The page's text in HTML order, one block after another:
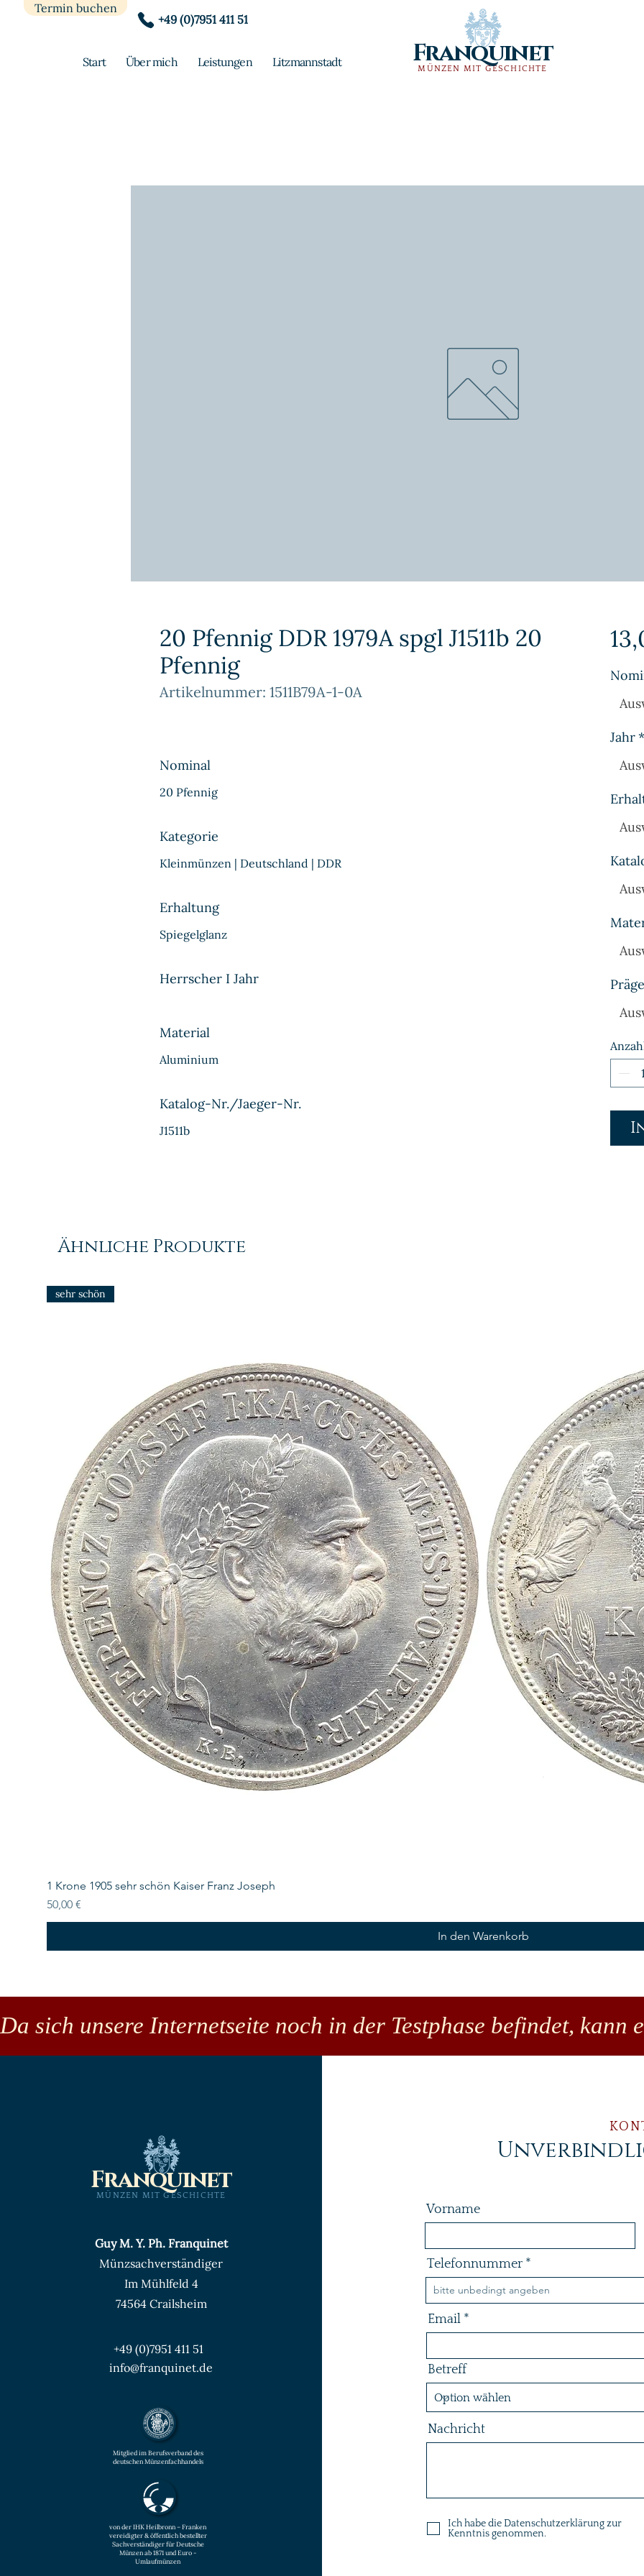
Termin buchen
Start Über mich Leistungen Litzmannstadt
+49 (0)7951 411 51
MÜNZEN MIT GESCHICHTE
Franquinet
20 Pfennig DDR 1979A spgl J1511b 20
Pfennig
Artikelnummer: 1511B79A-1-0A
Nominal
20 Pfennig
Kategorie
Kleinmünzen | Deutschland | DDR
Erhaltung
Spiegelglanz
Herrscher I Jahr
Material
Aluminium
Katalog-Nr./Jaeger-Nr.
J1511b
Jahr*
Ähnliche Produkte
sehr schön
1 Krone 1905 sehr schön Kaiser Franz Joseph
Preis
50,00 €
In den Warenkorb
Da sich unsere Internetseite noch in der Testphase befindet,
MÜNZEN MIT GESCHICHTE
Franquinet
Guy M. Y. Ph. Franquinet
Münzsachverständiger
Im Mühlfeld 4
74564 Crailsheim
+49 (0)7951 411 51
info@franquinet.de
Mitglied im Berufsverband des
deutschen Münzenfachhandels
von der IHK Heilbronn – Franken
vereidigter & öffentlich bestellter
Sachverständiger für Deutsche
Münzen ab 1871 und Euro -
Umlaufmünzen
Vorname
Telefonnummer
Email
Betreff
Nachricht
Ich habe die Datenschutzerklärung zur
Kenntnis genommen.